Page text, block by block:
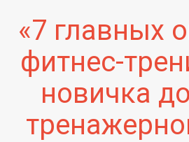
«7 главных
фитнес-
новичка